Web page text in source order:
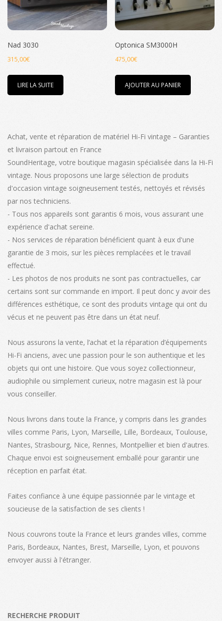
choisies
sur
la
Nad 3030
315,00€
LIRE LA SUITE
Optonica SM3000H
475,00€
AJOUTER AU PANIER
Achat, vente et réparation de matériel Hi-Fi vintage – Garanties
et livraison partout en France
SoundHeritage, votre boutique magasin spécialisée dans la Hi-Fi
vintage. Nous proposons une large sélection de produits
d'occasion vintage soigneusement testés, nettoyés et révisés
par nos techniciens.
- Tous nos appareils sont garantis 6 mois, vous assurant une
expérience d'achat sereine.
- Nos services de réparation bénéficient quant à eux d'une
garantie de 3 mois, sur les pièces remplacées et le travail
effectué.
- Les photos de nos produits ne sont pas contractuelles, car
certains sont sur commande en import. Il peut donc y avoir des
différences esthétique, ce sont des produits vintage qui ont du
vécus et ne peuvent pas être dans un état neuf.
Nous assurons la vente, l’achat et la réparation d’équipements
Hi-Fi anciens, avec une passion pour le son authentique et les
objets qui ont une histoire. Que vous soyez collectionneur,
audiophile ou simplement curieux, notre magasin est là pour
vous conseiller.
Nous livrons dans toute la France, y compris dans les grandes
villes comme Paris, Lyon, Marseille, Lille, Bordeaux, Toulouse,
Nantes, Strasbourg, Nice, Rennes, Montpellier et bien d'autres.
Chaque envoi est soigneusement emballé pour garantir une
réception en parfait état.
Faites confiance à une équipe passionnée par le vintage et
soucieuse de la satisfaction de ses clients !
Nous couvrons toute la France et leurs grandes villes, comme
Paris, Bordeaux, Nantes, Brest, Marseille, Lyon, et pouvons
envoyer aussi à l'étranger.
RECHERCHE PRODUIT